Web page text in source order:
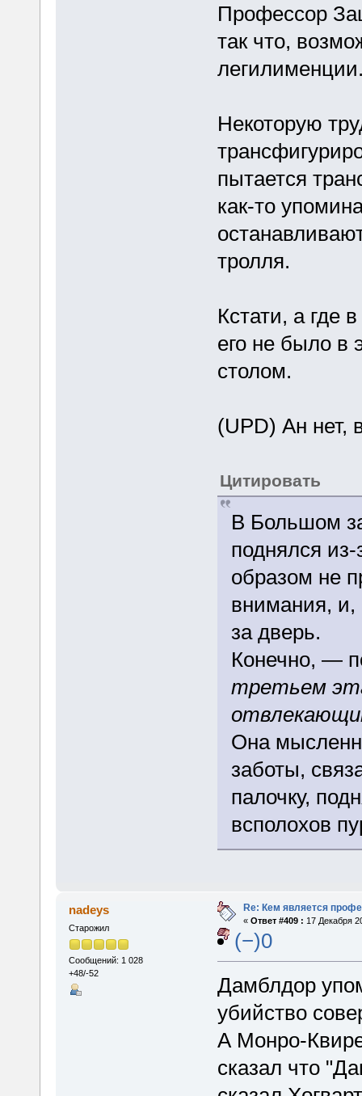
Профессор
так что,
Некоторую
пытается
как-то
тролля.
Кстати, а где
его не было в
столом.
(UPD) Ан нет,
Цитировать
В Большом
поднялся из-
образом не
внимания, и,
за дверь.
Конечно, —
третьем
Она
заботы,
палочку,
всполохов
nadeys
Старожил
Сообщений: 1 028
+48/-52
Re: Кем является
« Ответ #409 : 17 Декабря
(−)0
Дамблдор
убийство
А Монро-
сказал что